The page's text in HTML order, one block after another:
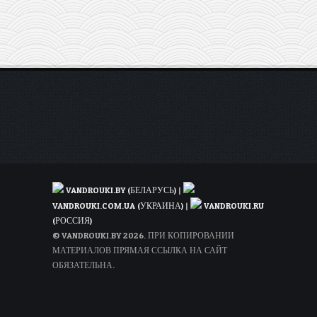
из
Польши
багажом)
VANDROUKI.BY (БЕЛАРУСЬ) |
VANDROUKI.COM.UA (УКРАИНА) |
VANDROUKI.RU
(РОССИЯ)
© VANDROUKI.BY 2026. ПРИ КОПИРОВАНИИ
МАТЕРИАЛОВ ПРЯМАЯ ССЫЛКА НА САЙТ
ОБЯЗАТЕЛЬНА.